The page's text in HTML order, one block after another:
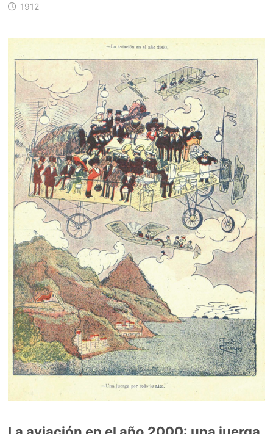
1912